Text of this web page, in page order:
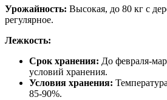
Урожайность: Высокая, до 80 кг с
регулярное.
Лежкость:
Срок хранения: До февраля-
условий хранения.
Условия хранения:
85-90%.